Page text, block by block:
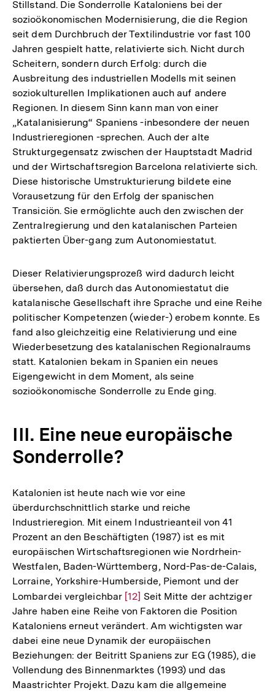
der
Fußnote
Stillstand. Die Sonderrolle Kataloniens bei der
sozioökonomischen Modernisierung, die die Region
seit dem Durchbruch der Textilindustrie vor fast 100
Jahren gespielt hatte, relativierte sich. Nicht durch
Scheitern, sondern durch Erfolg: durch die
Ausbreitung des industriellen Modells mit seinen
soziokulturellen Implikationen auch auf andere
Regionen. In diesem Sinn kann man von einer
„Katalanisierung“ Spaniens -inbesondere der neuen
Industrieregionen -sprechen. Auch der alte
Strukturgegensatz zwischen der Hauptstadt Madrid
und der Wirtschaftsregion Barcelona relativierte sich.
Diese historische Umstrukturierung bildete eine
Vorausetzung für den Erfolg der spanischen
Transiciön. Sie ermöglichte auch den zwischen der
Zentralregierung und den katalanischen Parteien
paktierten Über-gang zum Autonomiestatut.
Dieser Relativierungsprozeß wird dadurch leicht
übersehen, daß durch das Autonomiestatut die
katalanische Gesellschaft ihre Sprache und eine Reihe
politischer Kompetenzen (wieder-) erobem konnte. Es
fand also gleichzeitig eine Relativierung und eine
Wiederbesetzung des katalanischen Regionalraums
statt. Katalonien bekam in Spanien ein neues
Eigengewicht in dem Moment, als seine
sozioökonomische Sonderrolle zu Ende ging.
III. Eine neue europäische
Sonderrolle?
Katalonien ist heute nach wie vor eine
überdurchschnittlich starke und reiche
Industrieregion. Mit einem Industrieanteil von 41
Prozent an den Beschäftigten (1987) ist es mit
europäischen Wirtschaftsregionen wie Nordrhein-
Westfalen, Baden-Württemberg, Nord-Pas-de-Calais,
Lorraine, Yorkshire-Humberside, Piemont und der
Lombardei vergleichbar Zur
Auflösung
der
Fußnote
[12] Seit Mitte der achtziger
Jahre haben eine Reihe von Faktoren die Position
Kataloniens erneut verändert. Am wichtigsten war
dabei eine neue Dynamik der europäischen
Beziehungen: der Beitritt Spaniens zur EG (1985), die
Vollendung des Binnenmarktes (1993) und das
Maastrichter Projekt. Dazu kam die allgemeine